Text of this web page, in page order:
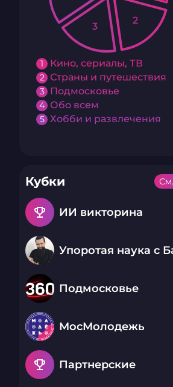
1 Кино, сериалы, ТВ
2 Страны и путешествия
3 Подмосковье
4 Обо всем
5 Хобби и развлечения
2
3
Кубки
emoji_events ИИ викторина
Подмосковье
МосМолодежь
emoji_events Партнерские